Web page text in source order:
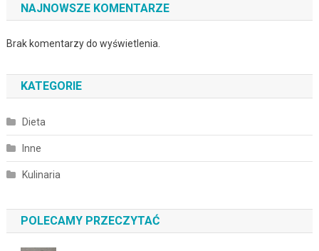
NAJNOWSZE KOMENTARZE
Brak komentarzy do wyświetlenia.
KATEGORIE
Dieta
Inne
Kulinaria
POLECAMY PRZECZYTAĆ